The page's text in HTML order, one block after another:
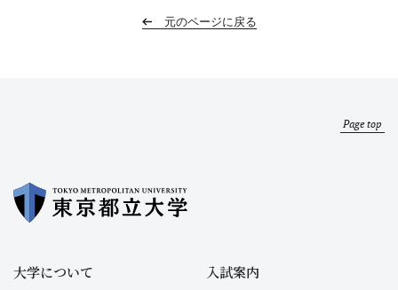
元のページに戻る
Page top
大学について
入試案内